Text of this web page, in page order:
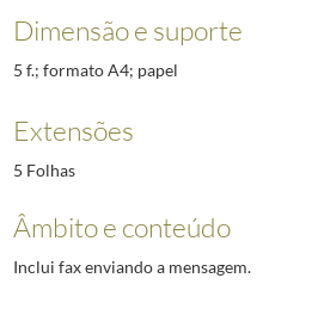
Dimensão e suporte
5 f.; formato A4; papel
Extensões
5 Folhas
Âmbito e conteúdo
Inclui fax enviando a mensagem.